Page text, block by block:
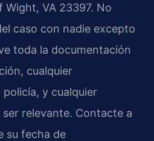
Wight, VA 23397. No
caso con nadie excepto
toda la documentación
cualquier
y cualquier
relevante. Contacte a
su fecha de